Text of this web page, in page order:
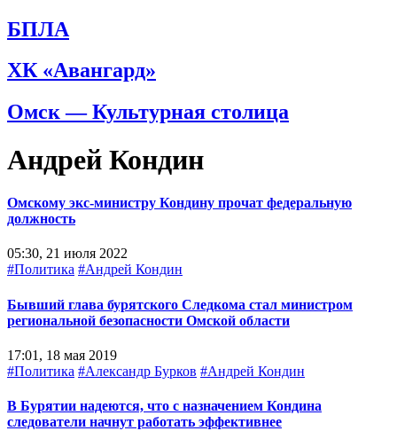
БПЛА
ХК «Авангард»
Омск — Культурная столица
Андрей Кондин
Омскому экс-министру Кондину прочат федеральную
должность
05:30, 21 июля 2022
#Политика #Андрей Кондин
Бывший глава бурятского Следкома стал министром
региональной безопасности Омской области
17:01, 18 мая 2019
#Политика #Александр Бурков #Андрей Кондин
В Бурятии надеются, что с назначением Кондина
следователи начнут работать эффективнее